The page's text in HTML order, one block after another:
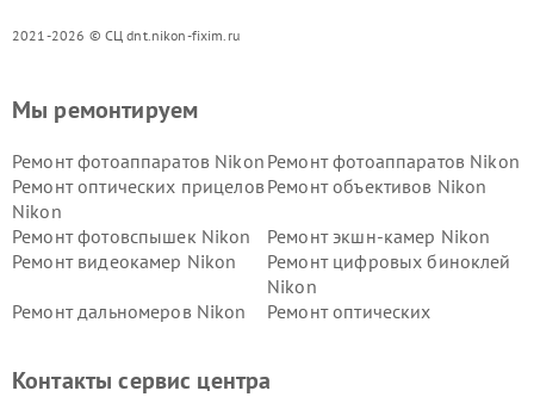
2021-2026 © СЦ dnt.nikon-fixim.ru
Мы ремонтируем
Ремонт фотоаппаратов Nikon Ремонт фотоаппаратов Nikon
Ремонт оптических прицелов
Nikon
Ремонт объективов Nikon
Ремонт фотовспышек Nikon
Ремонт экшн-камер Nikon
Ремонт видеокамер Nikon
Ремонт цифровых биноклей
Nikon
Ремонт дальномеров Nikon
Ремонт оптических
Контакты сервис центра